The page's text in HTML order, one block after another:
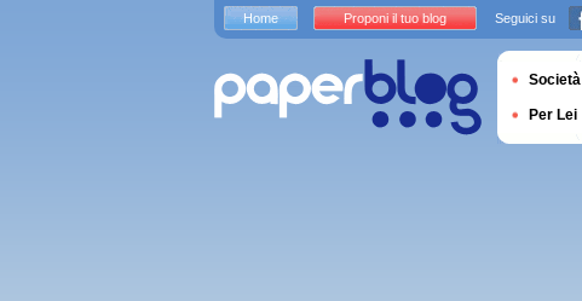
Home Proponi il tuo blog Seguici su
Società
Per Lei